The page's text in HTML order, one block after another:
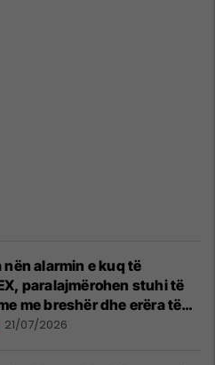
nën alarmin e kuq të
paralajmërohen stuhi të
me breshër dhe erëra të
21/07/2026